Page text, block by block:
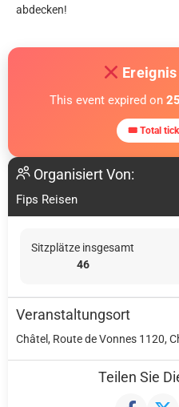
abdecken!
This event expired on
🎟 Total
Organisiert Von:
Fips Reisen
Sitzplätze insgesamt
46
Veranstaltungsort
Châtel, Route de Vonnes 1120,
Teilen Sie